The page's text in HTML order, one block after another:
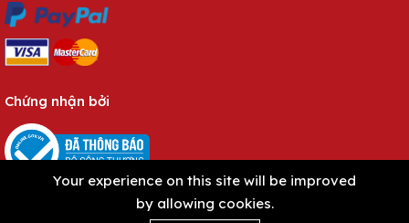
Chứng nhận bởi
Your experience on this site will be improved
by allowing cookies.